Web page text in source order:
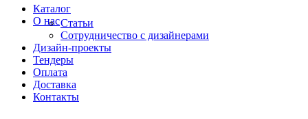
Каталог
О насСтатьи
Сотрудничество с дизайнерами
Дизайн-проекты
Тендеры
Оплата
Доставка
Контакты